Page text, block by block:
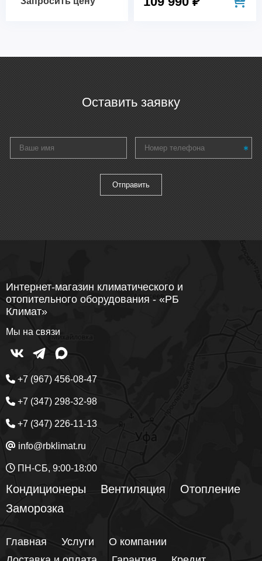
Оставить заявку
Интернет-магазин климатического и
отопительного оборудования - «РБ
Климат»
Мы на связи
+7 (967) 456-08-47
+7 (347) 298-32-98
+7 (347) 226-11-13
info@rbklimat.ru
ПН-СБ, 9:00-18:00
Кондиционеры Вентиляция
Отопление
Заморозка
Главная Услуги
О компании